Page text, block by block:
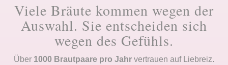
Viele Bräute kommen wegen der
Auswahl. Sie entscheiden sich
wegen des Gefühls.
Über 1000 Brautpaare pro Jahrvertrauen auf Liebreiz.